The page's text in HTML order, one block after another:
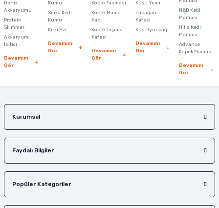
Ürün açıklamasında eksik bilgiler bulunuyor.
Ürün bilgilerinde hatalar bulunuyor.
Ürün fiyatı diğer sitelerden daha pahalı.
Bu ürüne benzer farklı alternatifler olmalı.
Deniz
Akvaryumu
Protein
Skimmer
Akvaryum
Isıtıcı
Devamını
Gör
Kumu
Silika Kedi
Kumu
Kedi Evi
Devamını
Gör
Köpek Tasması
Köpek Mama
Kabı
Köpek Taşıma
Kafesi
Devamını
Gör
Kuşu Yemi
Papağan
Kafesi
Kuş Oyuncağı
Devamını
Gör
N&D Kedi
Maması
Hills Kedi
Maması
Advance
Köpek Maması
Devamını
Gör
Kurumsal
Faydalı Bilgiler
Popüler Kategoriler